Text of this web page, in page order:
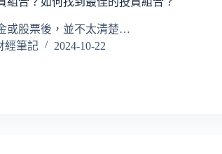
或股票後，並不太清楚…
經筆記
2024-10-22